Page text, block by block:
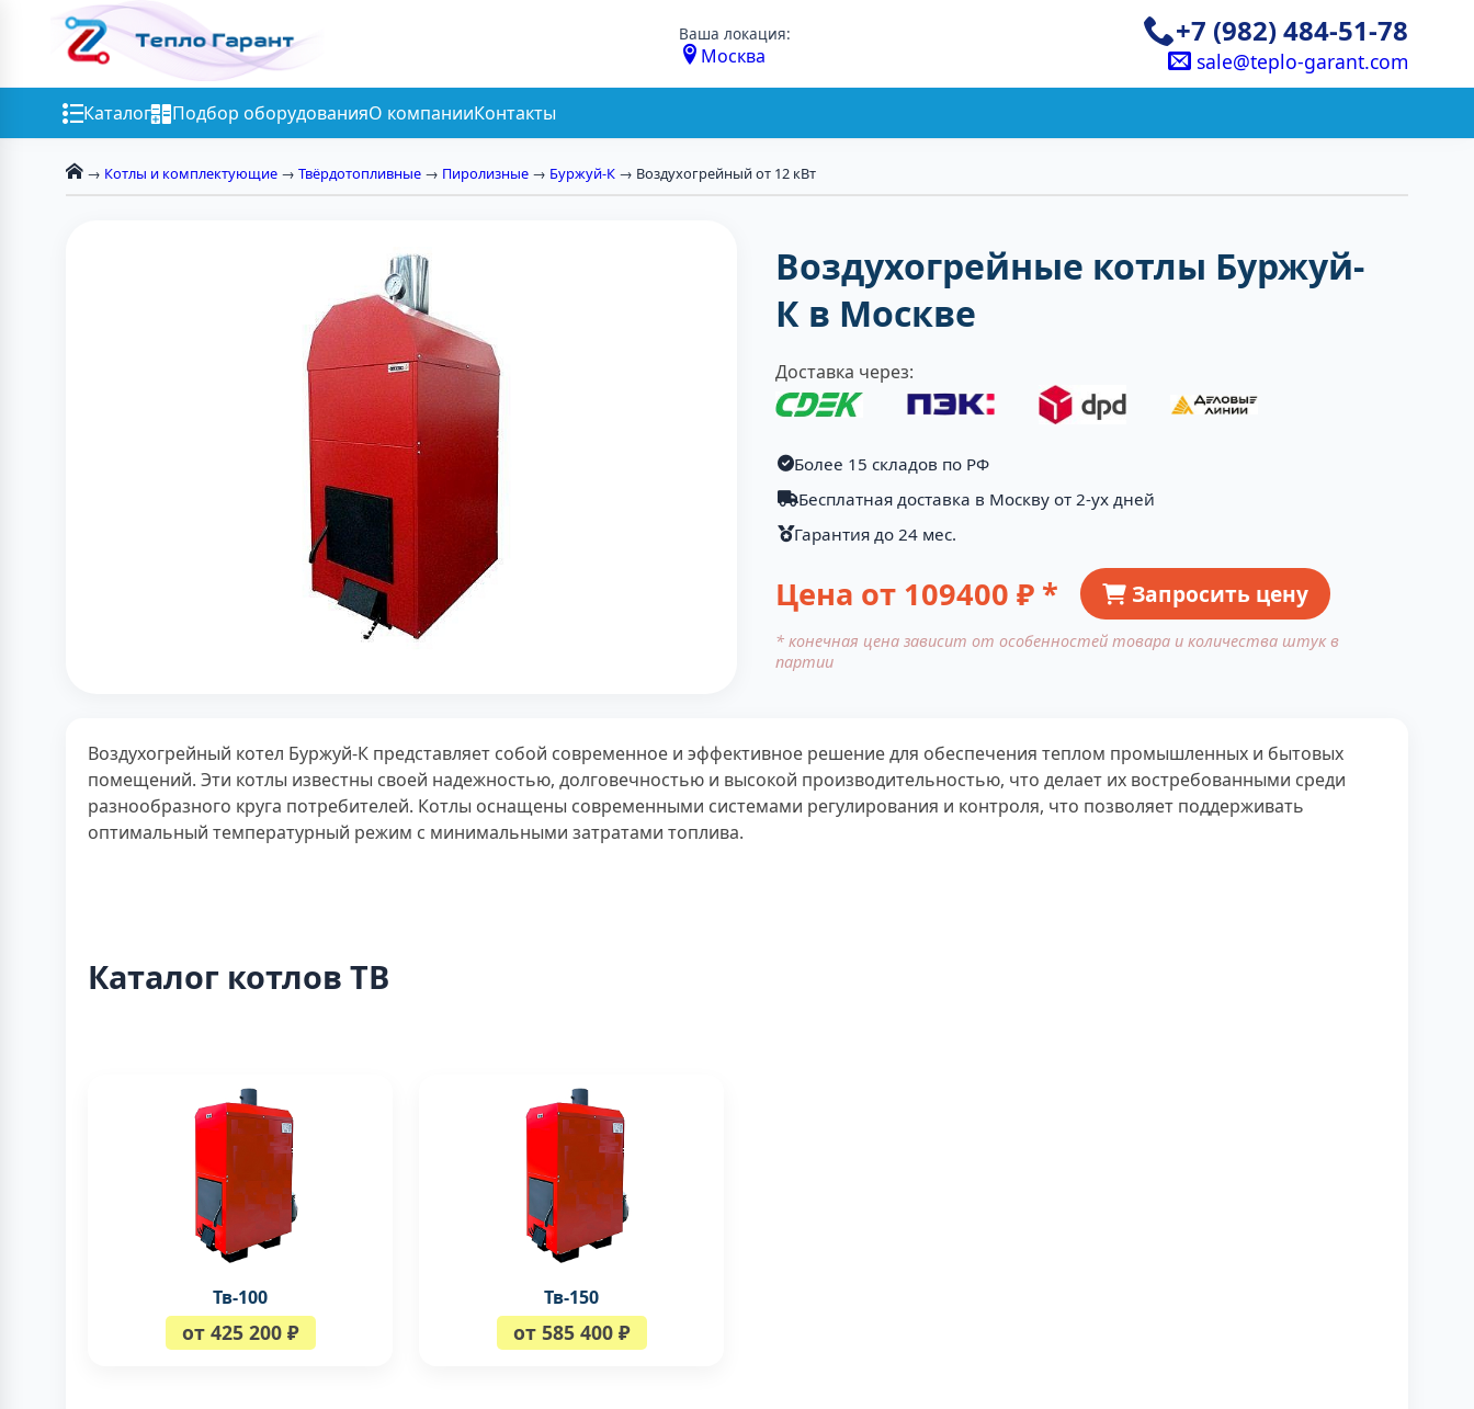
Ваша локация:
Москва
+7 (982) 484-51-78
sale@teplo-garant.com
Каталог Подбор оборудованияО компанииКонтакты
→ Котлы и комплектующие → Твёрдотопливные → Пиролизные → Буржуй-К → Воздухогрейный от 12 кВт
Воздухогрейные котлы Буржуй-
К в Москве
Доставка через:
Более 15 складов по РФ
Бесплатная доставка в Москву от 2-ух дней
Гарантия до 24 мес.
Цена от 109400 ₽ * Запросить цену
* конечная цена зависит от особенностей товара и количества штук в
партии
Воздухогрейный котел Буржуй-К представляет собой современное и эффективное решение для обеспечения теплом промышленных и бытовых
помещений. Эти котлы известны своей надежностью, долговечностью и высокой производительностью, что делает их востребованными среди
разнообразного круга потребителей. Котлы оснащены современными системами регулирования и контроля, что позволяет поддерживать
оптимальный температурный режим с минимальными затратами топлива.
Каталог котлов ТВ
Тв-100
от 425 200 ₽
Тв-150
от 585 400 ₽